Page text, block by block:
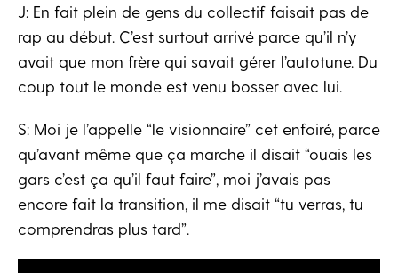
J: En fait plein de gens du collectif faisait pas de
rap au début. C’est surtout arrivé parce qu’il n’y
avait que mon frère qui savait gérer l’autotune. Du
coup tout le monde est venu bosser avec lui.
S: Moi je l’appelle “le visionnaire” cet enfoiré, parce
qu’avant même que ça marche il disait “ouais les
gars c’est ça qu’il faut faire”, moi j’avais pas
encore fait la transition, il me disait “tu verras, tu
comprendras plus tard”.